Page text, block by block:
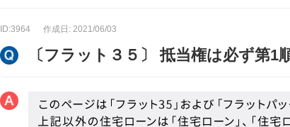
ID:3964 作成日: 2021/06/03
〔フラット３５〕 抵当権は必ず第1